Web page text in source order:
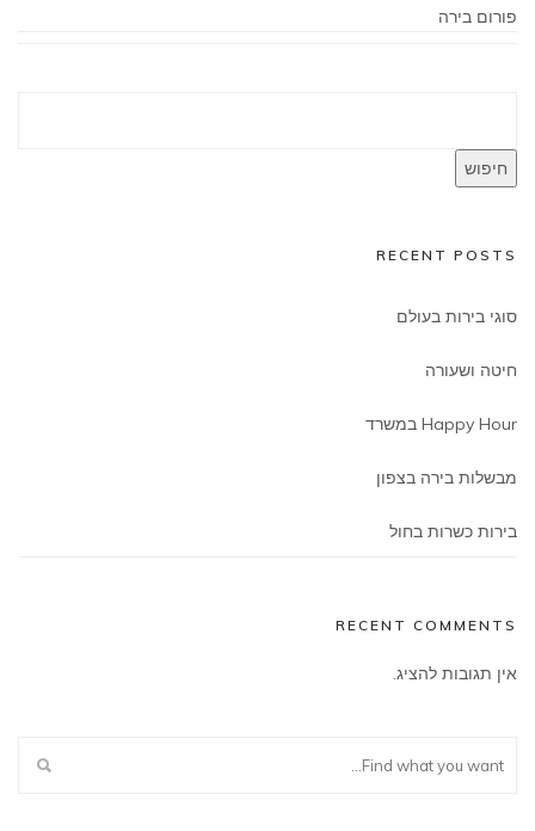
פורום בירה
חיפוש
RECENT POSTS
סוגי בירות בעולם
חיטה ושעורה
Happy Hour במשרד
מבשלות בירה בצפון
בירות כשרות בחול
RECENT COMMENTS
אין תגובות להציג.